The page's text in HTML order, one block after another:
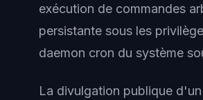
exécution de commandes
persistante sous les
daemon cron du système
La divulgation publique